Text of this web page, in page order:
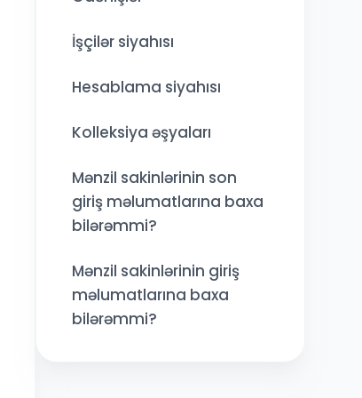
İşçilər siyahısı
Hesablama siyahısı
Kolleksiya əşyaları
Mənzil sakinlərinin son
giriş məlumatlarına baxa
bilərəmmi?
Mənzil sakinlərinin giriş
məlumatlarına baxa
bilərəmmi?